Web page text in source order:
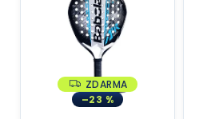
Z
D
A
ZDARMA
–23 %